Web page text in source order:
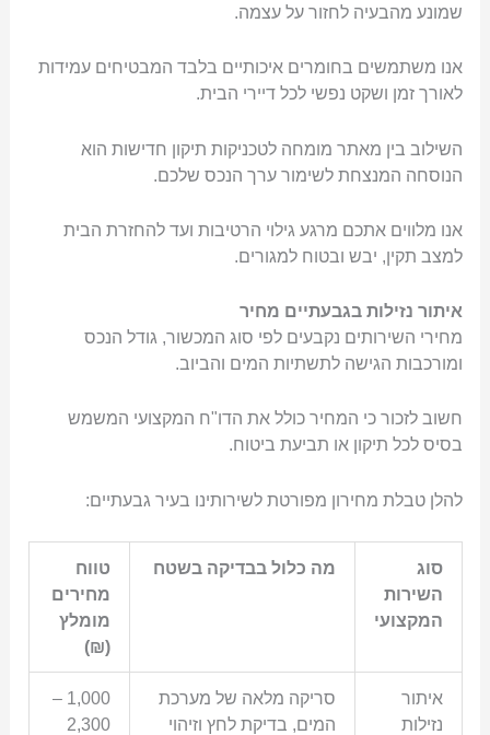
שמונע מהבעיה לחזור על עצמה.
אנו משתמשים בחומרים איכותיים בלבד המבטיחים עמידות
לאורך זמן ושקט נפשי לכל דיירי הבית.
השילוב בין מאתר מומחה לטכניקות תיקון חדישות הוא
הנוסחה המנצחת לשימור ערך הנכס שלכם.
אנו מלווים אתכם מרגע גילוי הרטיבות ועד להחזרת הבית
למצב תקין, יבש ובטוח למגורים.
איתור נזילות בגבעתיים מחיר
מחירי השירותים נקבעים לפי סוג המכשור, גודל הנכס
ומורכבות הגישה לתשתיות המים והביוב.
חשוב לזכור כי המחיר כולל את הדו"ח המקצועי המשמש
בסיס לכל תיקון או תביעת ביטוח.
להלן טבלת מחירון מפורטת לשירותינו בעיר גבעתיים:
סוג
השירות
המקצועי
מה כלול בבדיקה בשטח
טווח
מחירים
מומלץ
(₪)
איתור
נזילות
סריקה מלאה של מערכת
המים, בדיקת לחץ וזיהוי
1,000 –
2,300